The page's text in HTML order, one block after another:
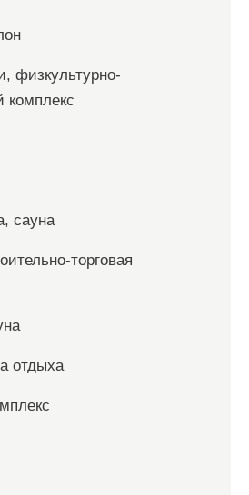
физкультурно-
комплекс
сауна
торговая
отдыха